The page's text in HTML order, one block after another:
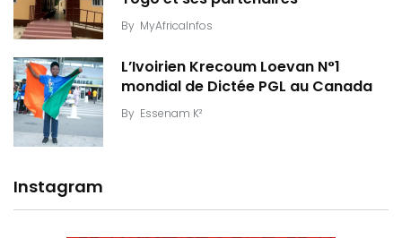
By MyAfricaInfos
L’Ivoirien Krecoum Loevan N°1
mondial de Dictée PGL au Canada
By Essenam K²
Instagram